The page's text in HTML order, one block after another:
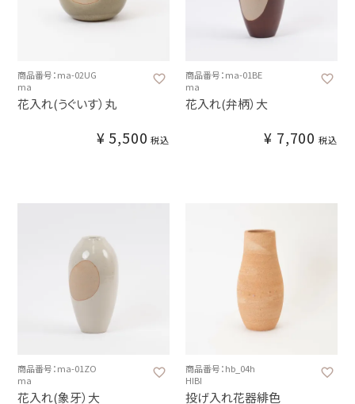
商品番号：ma-02UG
ma
花入れ(うぐいす）丸
¥ 5,500 税込
商品番号：ma-01BE
ma
花入れ(弁柄）大
¥ 7,700 税込
商品番号：ma-01ZO
ma
花入れ(象牙）大
商品番号：hb_04h
HIBI
投げ入れ花器緋色